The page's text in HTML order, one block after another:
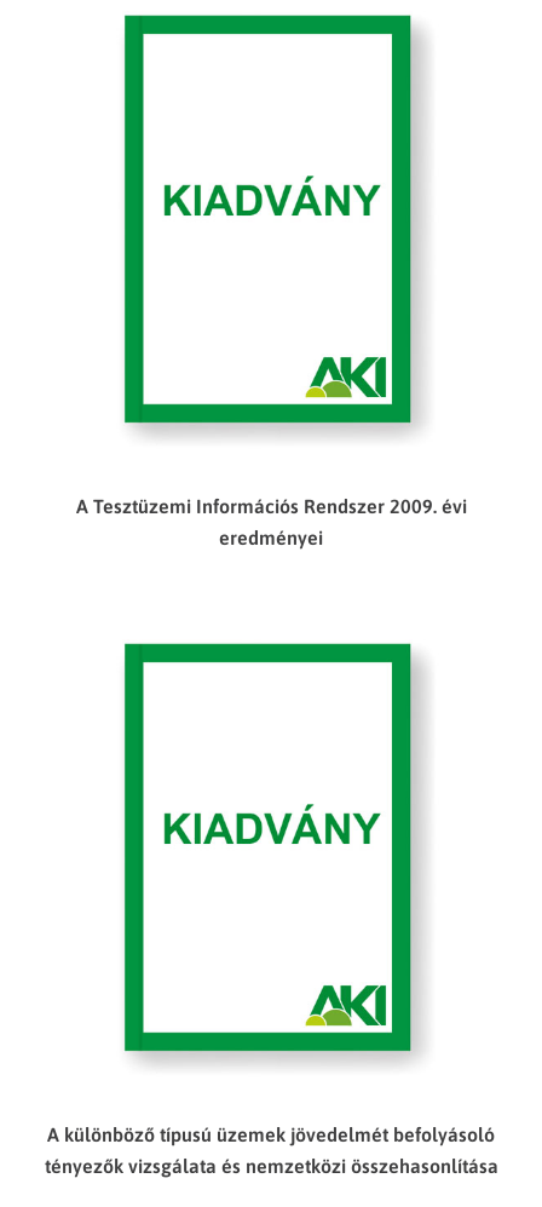
A Tesztüzemi Információs Rendszer 2009. évi
eredményei
A különböző típusú üzemek jövedelmét befolyásoló
tényezők vizsgálata és nemzetközi összehasonlítása